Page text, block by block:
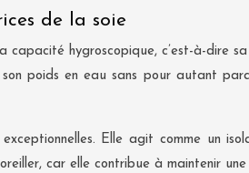
de la soie
capacité hygroscopique, c’est-à-
poids en eau sans pour autant
Elle agit comme un
car elle contribue à maintenir